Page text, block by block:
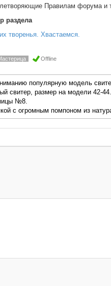
Правилам форума и
раздела
творенья. Хвастаемся.
Offline
популярную модель
свитер, размер на модели 42-44.
№8.
с огромным помпоном из